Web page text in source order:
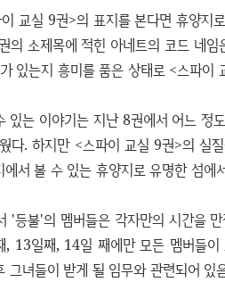
교실 9권>의 표지를 본다면 휴양지
의 소제목에 적힌 아네트의 코드 네
있는지 흥미를 품은 상태로 <스파이
있는 이야기는 지난 8권에서 어느 정
다. 하지만 <스파이 교실 9권>의 실
서 볼 수 있는 휴양지로 유명한 섬에
'등불'의 멤버들은 각자만의 시간을
13일째, 14일 째에만 모든 멤버들
녀들이 받게 될 임무와 관련되어 있